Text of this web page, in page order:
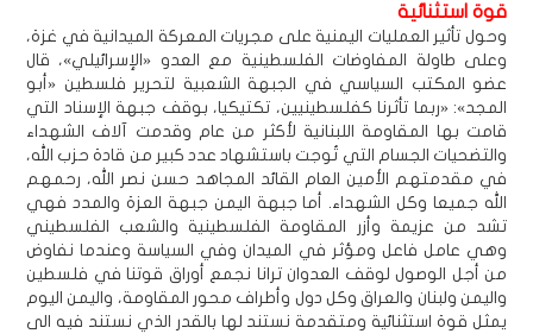
قوة استثنائية
وحول تأثير العمليات اليمنية على مجريات المعركة الميدانية في غزة،
وعلى طاولة المفاوضات الفلسطينية مع العدو «الإسرائيلي»، قال
عضو المكتب السياسي في الجبهة الشعبية لتحرير فلسطين «أبو
المجد»: «ربما تأثرنا كفلسطينيين، تكتيكيا، بوقف جبهة الإسناد التي
قامت بها المقاومة اللبنانية لأكثر من عام وقدمت آلاف الشهداء
والتضحيات الجسام التي تُوجت باستشهاد عدد كبير من قادة حزب الله،
في مقدمتهم الأمين العام القائد المجاهد حسن نصر الله، رحمهم
الله جميعا وكل الشهداء. أما جبهة اليمن جبهة العزة والمدد فهي
تشد من عزيمة وأزر المقاومة الفلسطينية والشعب الفلسطيني
وهي عامل فاعل ومؤثر في الميدان وفي السياسة وعندما نفاوض
من أجل الوصول لوقف العدوان ترانا نجمع أوراق قوتنا في فلسطين
واليمن ولبنان والعراق وكل دول وأطراف محور المقاومة، واليمن اليوم
يمثل قوة استثنائية ومتقدمة نستند لها بالقدر الذي نستند فيه الى